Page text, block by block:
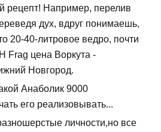
рецепт! Например, перелив
дух, вдруг понимаешь,
20-40-литровое ведро, почти
Frag цена Воркута -
Новгород.
Анаболик 9000
его реализовывать...
личности,но все